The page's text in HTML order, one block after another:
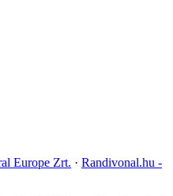
Europe Zrt. · Randivonal.hu -